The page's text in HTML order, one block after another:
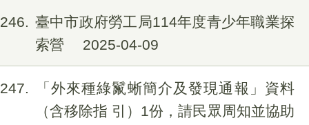
246
臺中市政府勞工局114年度青少年職業探
索營
2025-04-09
247
「外來種綠鬣蜥簡介及發現通報」資料
（含移除指 引）1份，請民眾周知並協助